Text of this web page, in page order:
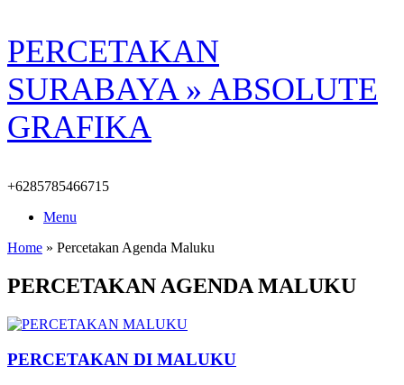
Skip
to
content
PERCETAKAN
SURABAYA » ABSOLUTE
GRAFIKA
+6285785466715
Menu
Home » Percetakan Agenda Maluku
PERCETAKAN AGENDA MALUKU
PERCETAKAN DI MALUKU